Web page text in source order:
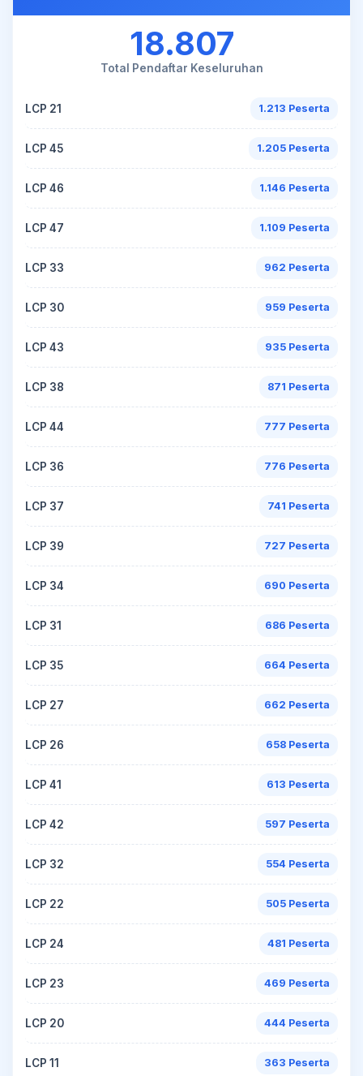
18.807
Total Pendaftar Keseluruhan
LCP 21 1.213 Peserta
LCP 45 1.205 Peserta
LCP 46 1.146 Peserta
LCP 47 1.109 Peserta
LCP 33 962 Peserta
LCP 30 959 Peserta
LCP 43 935 Peserta
LCP 38 871 Peserta
LCP 44 777 Peserta
LCP 36 776 Peserta
LCP 37 741 Peserta
LCP 39 727 Peserta
LCP 34 690 Peserta
LCP 31 686 Peserta
LCP 35 664 Peserta
LCP 27 662 Peserta
LCP 26 658 Peserta
LCP 41 613 Peserta
LCP 42 597 Peserta
LCP 32 554 Peserta
LCP 22 505 Peserta
LCP 24 481 Peserta
LCP 23 469 Peserta
LCP 20 444 Peserta
LCP 11 363 Peserta